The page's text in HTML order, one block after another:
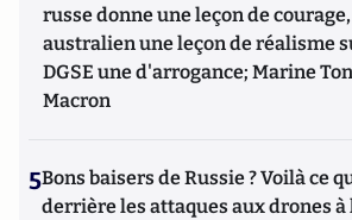
russe donne une leçon de
australien une leçon de réalisme
DGSE une d'arrogance; Marine
Macron
5Bons baisers de Russie ? Voilà ce
derrière les attaques aux drones